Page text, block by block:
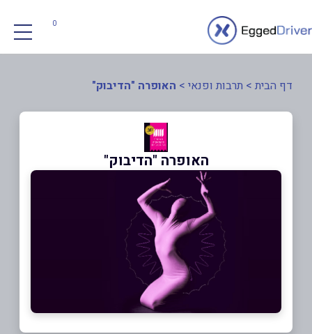
0
דף הבית > תרבות ופנאי > האופרה "הדיבוק"
האופרה "הדיבוק"